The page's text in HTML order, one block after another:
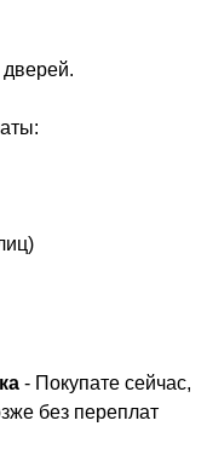
- Покупате сейчас,
без переплат